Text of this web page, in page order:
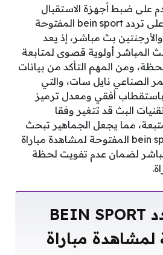
على ضبط أجهزة الاستقبال
الخاصة بهم للحصول على تردد bein sport المفتوحة
بث مباشر، إذ يعد
المباشر أولوية قصوى لمتابعة
ومن المهم التأكد من بيانات
الصناعي نايل سات، والتي
تتضمن التردد 12245 باستقطاب أفقي ومعدل ترميز
تقنيات البث قد تتغير وفقا
مما يجعل الجماهير تبحث
باستمرار عن تردد bein sport المفتوحة لمشاهدة مباراة
لضمان عدم تفويت لحظة
بدائل تردد BEIN SPORT
لمشاهدة مباراة